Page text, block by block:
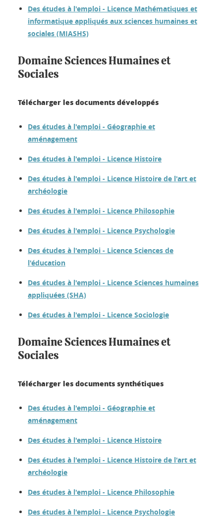
Des études à l'emploi - Licence Mathématiques et
informatique appliqués aux sciences humaines et
sociales (MIASHS)
Domaine Sciences Humaines et
Sociales
Télécharger les documents développés
Des études à l'emploi - Géographie et
aménagement
Des études à l'emploi - Licence Histoire
Des études à l'emploi - Licence Histoire de l'art et
archéologie
Des études à l'emploi - Licence Philosophie
Des études à l'emploi - Licence Psychologie
Des études à l'emploi - Licence Sciences de
l'éducation
Des études à l'emploi - Licence Sciences humaines
appliquées (SHA)
Des études à l'emploi - Licence Sociologie
Domaine Sciences Humaines et
Sociales
Télécharger les documents synthétiques
Des études à l'emploi - Géographie et
aménagement
Des études à l'emploi - Licence Histoire
Des études à l'emploi - Licence Histoire de l'art et
archéologie
Des études à l'emploi - Licence Philosophie
Des études à l'emploi - Licence Psychologie